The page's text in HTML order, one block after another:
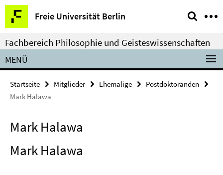
Springe
direkt
zu
Inhalt
Freie Universität Berlin
Service-
Navigation
Fachbereich Philosophie und Geisteswissenschaften
MENÜ
Startseite Mitglieder Ehemalige
Postdoktoranden
Mark Halawa
Mark Halawa
Mark Halawa